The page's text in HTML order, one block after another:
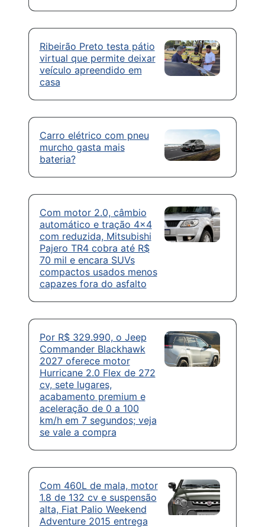
Ribeirão Preto testa pátio
virtual que permite deixar
veículo apreendido em
casa
Carro elétrico com pneu
murcho gasta mais
bateria?
Com motor 2.0, câmbio
automático e tração 4×4
com reduzida, Mitsubishi
Pajero TR4 cobra até R$
70 mil e encara SUVs
compactos usados menos
capazes fora do asfalto
Por R$ 329.990, o Jeep
Commander Blackhawk
2027 oferece motor
Hurricane 2.0 Flex de 272
cv, sete lugares,
acabamento premium e
aceleração de 0 a 100
km/h em 7 segundos; veja
se vale a compra
Com 460L de mala, motor
1.8 de 132 cv e suspensão
alta, Fiat Palio Weekend
Adventure 2015 entrega